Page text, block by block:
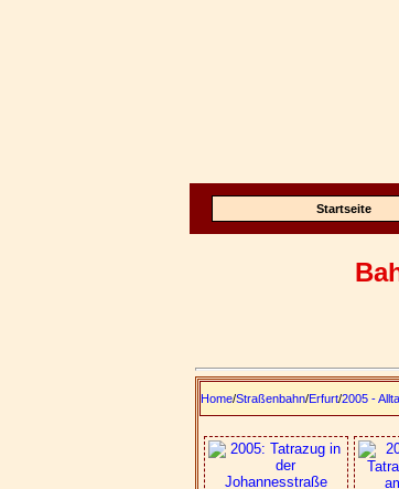
Startseite
Home/Straßenbahn/Erfurt/2005 -